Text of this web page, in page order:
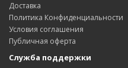
Доставка
Политика Конфиденциальности
Условия соглашения
Публичная оферта
Служба поддержки